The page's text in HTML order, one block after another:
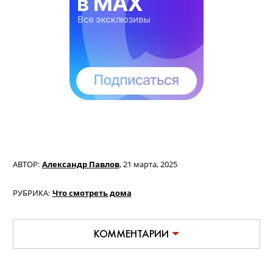
АВТОР: Александр Павлов,21 марта, 2025
РУБРИКА: Что смотреть дома